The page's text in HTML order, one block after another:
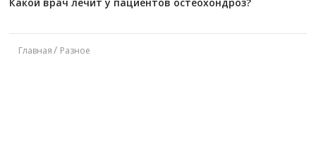
Какой врач лечит у пациентов остеохондроз?
Главная Разное